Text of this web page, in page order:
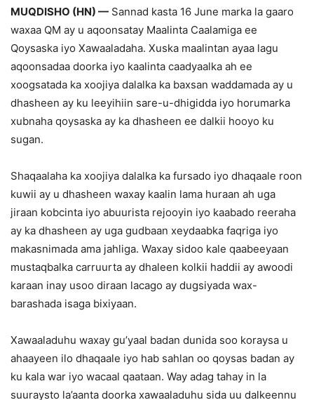
MUQDISHO (HN) — Sannad kasta 16 June marka la gaaro
waxaa QM ay u aqoonsatay Maalinta Caalamiga ee
Qoysaska iyo Xawaaladaha. Xuska maalintan ayaa lagu
aqoonsadaa doorka iyo kaalinta caadyaalka ah ee
xoogsatada ka xoojiya dalalka ka baxsan waddamada ay u
dhasheen ay ku leeyihiin sare-u-dhigidda iyo horumarka
xubnaha qoysaska ay ka dhasheen ee dalkii hooyo ku
sugan.
Shaqaalaha ka xoojiya dalalka ka fursado iyo dhaqaale roon
kuwii ay u dhasheen waxay kaalin lama huraan ah uga
jiraan kobcinta iyo abuurista rejooyin iyo kaabado reeraha
ay ka dhasheen ay uga gudbaan xeydaabka faqriga iyo
makasnimada ama jahliga. Waxay sidoo kale qaabeeyaan
mustaqbalka carruurta ay dhaleen kolkii haddii ay awoodi
karaan inay usoo diraan lacago ay dugsiyada wax-
barashada isaga bixiyaan.
Xawaaladuhu waxay gu’yaal badan dunida soo koraysa u
ahaayeen ilo dhaqaale iyo hab sahlan oo qoysas badan ay
ku kala war iyo wacaal qaataan. Way adag tahay in la
suuraysto la’aanta doorka xawaaladuhu sida uu dalkeennu